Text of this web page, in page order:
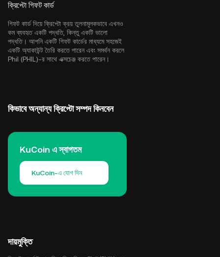
ক্রিপ্টো গিফট কার্ড
গিফট কার্ড দিয়ে ক্রিপ্টো ক্রয় তুলনামূলকভাবে এখনও
কম ব্যবহৃত একটি পদ্ধতি, কিন্তু একটি ভালো
পদ্ধতি। আপনি একটি গিফট কার্ডের মাধ্যমে সহজেই
একটি অ্যাকাউন্ট তৈরি করতে পারেন এবং সমর্থন করলে
Phil (PHIL)-র সাথে এক্সচেঞ্জ করতে পারেন।
কিভাবে অন্যান্য ক্রিপ্টো সম্পদ কিনবেন
KuCoin এ স্বাগতম
KuCoin-এ যোগ দিন
দায়মুক্তি